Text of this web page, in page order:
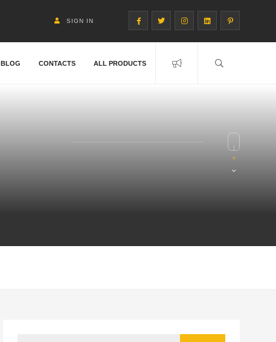
SIGN IN
BLOG CONTACTS ALL PRODUCTS